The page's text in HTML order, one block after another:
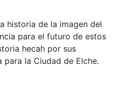
historia de la imagen del
para el futuro de estos
hecah por sus
para la Ciudad de Elche.